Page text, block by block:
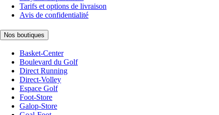
Tarifs et options de livraison
Avis de confidentialité
Nos boutiques
Basket-Center
Boulevard du Golf
Direct Running
Direct-Volley
Espace Golf
Foot-Store
Galop-Store